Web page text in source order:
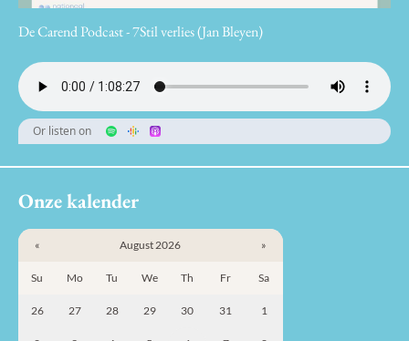
De Carend Podcast - 7Stil verlies (Jan Bleyen)
Or listen on
Onze kalender
« August 2026 »
Su Mo Tu We Th Fr Sa
26 27 28 29 30 31 1